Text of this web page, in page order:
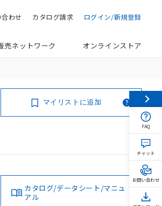
ログイン/新規登録
カタログ請求
わせ
売ネットワーク オンラインストア
マイリストに追加
カタログ/データシート/マニュ
アル
FAQ
チャット
お問い合わせ